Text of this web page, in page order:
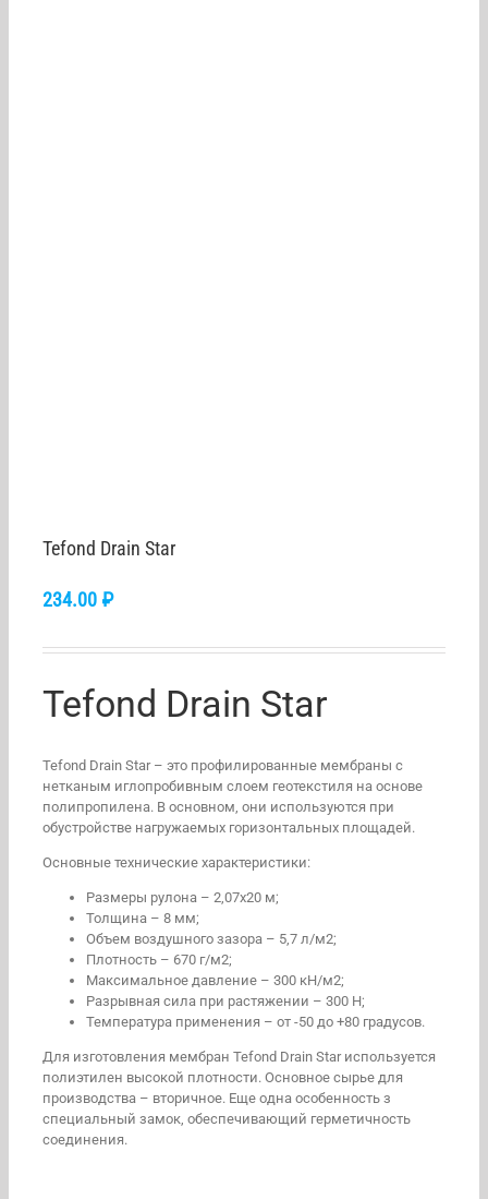
Tefond Drain Star
234.00 ₽
Tefond Drain Star
Tefond Drain Star – это профилированные мембраны с
нетканым иглопробивным слоем геотекстиля на основе
полипропилена. В основном, они используются при
обустройстве нагружаемых горизонтальных площадей.
Основные технические характеристики:
Размеры рулона – 2,07х20 м;
Толщина – 8 мм;
Объем воздушного зазора – 5,7 л/м2;
Плотность – 670 г/м2;
Максимальное давление – 300 кН/м2;
Разрывная сила при растяжении – 300 Н;
Температура применения – от -50 до +80 градусов.
Для изготовления мембран Tefond Drain Star используется
полиэтилен высокой плотности. Основное сырье для
производства – вторичное. Еще одна особенность з
специальный замок, обеспечивающий герметичность
соединения.